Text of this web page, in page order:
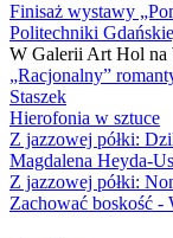
Finisaż wystawy
Politechniki
W Galerii Art Hol na
„Racjonalny”
Staszek
Hierofonia w sztuce
Z jazzowej półki:
Magdalena Heyda-
Z jazzowej półki:
Zachować boskość -